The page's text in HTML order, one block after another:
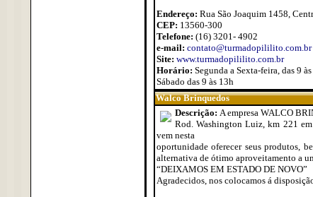
Endereço: Rua São Joaquim 1458,
CEP: 13560-300
Telefone: (16) 3201- 4902
e-mail: contato@turmadopililito.com.br
Site: www.turmadopililito.com.br
Horário: Segunda a Sexta-feira, das 9
Sábado das 9 às 13h
Walco Brinquedos
Descrição: A empresa WALCO
Rod. Washington Luiz, km 221
vem nesta
oportunidade oferecer seus produtos,
alternativa de ótimo aproveitamento a
“DEIXAMOS EM ESTADO DE NOVO”
Agradecidos, nos colocamos á